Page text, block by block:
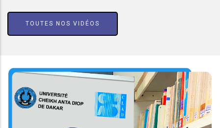
TOUTES NOS VIDÉOS